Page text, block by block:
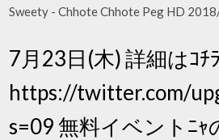
Sweety - Chhote Chhote Peg HD
7月23日(木) 詳細はｺﾁﾗ
https://twitter.com/
s=09 無料イベントﾆｬ